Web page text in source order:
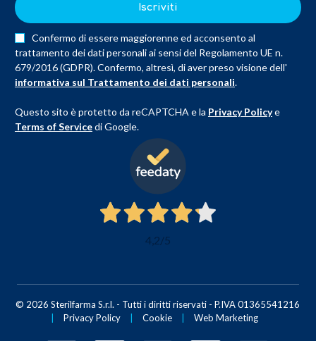
Iscriviti
Confermo di essere maggiorenne ed acconsento al
trattamento dei dati personali ai sensi del Regolamento UE n.
679/2016 (GDPR). Confermo, altresì, di aver preso visione dell'
informativa sul Trattamento dei dati personali.
Questo sito è protetto da reCAPTCHA e la Privacy Policye
Terms of Servicedi Google.
4,2/5
© 2026 Sterilfarma S.r.l. - Tutti i diritti riservati - P.IVA 01365541216
Privacy Policy Cookie Web Marketing